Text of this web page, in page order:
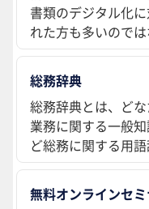
書類のデジタル化
れた方も多いのでは
総務辞典
総務辞典とは、ど
業務に関する一般
ど総務に関する用語
無料オンラインセ